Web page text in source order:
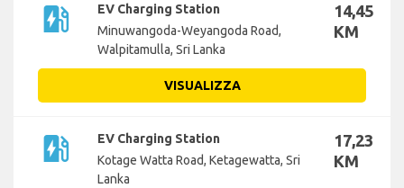
ev_station
EV Charging Station
Minuwangoda-Weyangoda Road,
Walpitamulla, Sri Lanka
14,45
KM
VISUALIZZA
ev_station
EV Charging Station
Kotage Watta Road, Ketagewatta, Sri
Lanka
17,23
KM